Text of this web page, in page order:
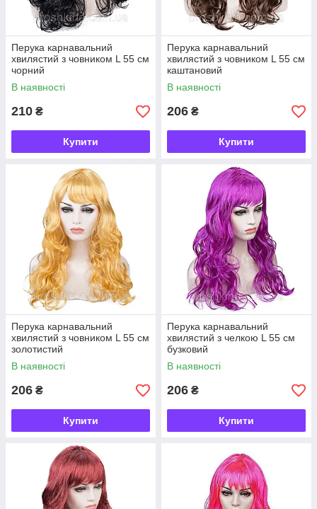
Перука карнавальний
хвилястий з човником L 55 см
чорний
В наявності
210 ₴
Купити
Перука карнавальний
хвилястий з човником L 55 см
каштановий
В наявності
206 ₴
Купити
Перука карнавальний
хвилястий з човником L 55 см
золотистий
В наявності
206 ₴
Купити
Перука карнавальний
хвилястий з челкою L 55 см
бузковий
В наявності
206 ₴
Купити